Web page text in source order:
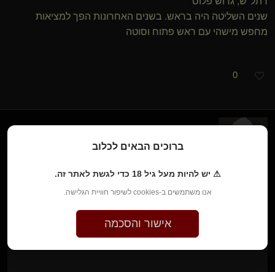
שנים השליטה היה בראש. בשנים האחרונות הפך למציאות
מחפש מישהי עם ראש פתוח וסוטה
0
מכבד ודומננטי
devil's babyכתב/ה:
ברוכים הבאים לכלוב
⚠ יש להיות מעל גיל 18 כדי לגשת לאתר זה.
אנו משתמשים ב-cookies לשיפור חוויית הגלישה.
אישור והסכמה